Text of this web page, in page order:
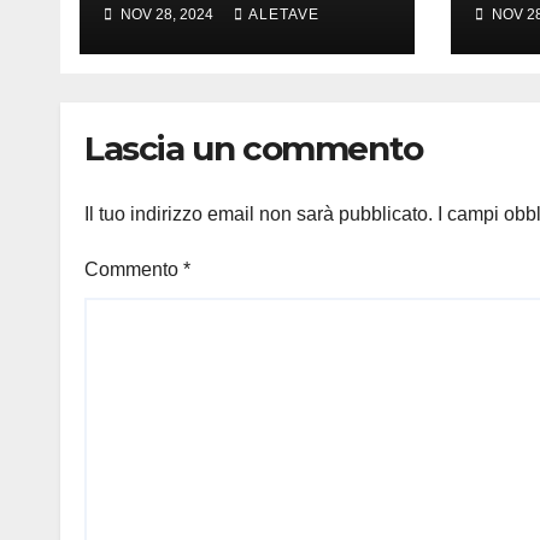
NOV 28, 2024 ALETAVE NOV
Lascia un commento
Il tuo indirizzo email non sarà pubblicato. I campi
Commento *